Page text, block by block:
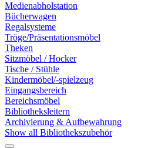
Medienabholstation
Bücherwagen
Regalsysteme
Tröge/Präsentationsmöbel
Theken
Sitzmöbel / Hocker
Tische / Stühle
Kindermöbel/-spielzeug
Eingangsbereich
Bereichsmöbel
Bibliotheksleitern
Archivierung & Aufbewahrung
Show all Bibliothekszubehör